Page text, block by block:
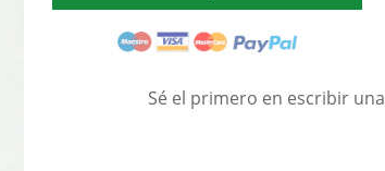
Sé el primero en escribir una